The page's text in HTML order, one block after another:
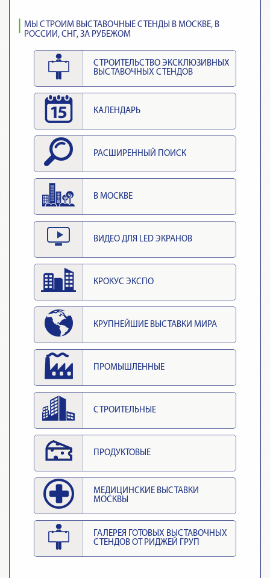
МЫ СТРОИМ ВЫСТАВОЧНЫЕ СТЕНДЫ В МОСКВЕ, В
РОССИИ, СНГ, ЗА РУБЕЖОМ
СТРОИТЕЛЬСТВО ЭКСКЛЮЗИВНЫХ
ВЫСТАВОЧНЫХ СТЕНДОВ
КАЛЕНДАРЬ
РАСШИРЕННЫЙ ПОИСК
В МОСКВЕ
ВИДЕО ДЛЯ LED ЭКРАНОВ
КРОКУС ЭКСПО
КРУПНЕЙШИЕ ВЫСТАВКИ МИРА
ПРОМЫШЛЕННЫЕ
СТРОИТЕЛЬНЫЕ
ПРОДУКТОВЫЕ
МЕДИЦИНСКИЕ ВЫСТАВКИ
МОСКВЫ
ГАЛЕРЕЯ ГОТОВЫХ ВЫСТАВОЧНЫХ
СТЕНДОВ ОТ РИДЖЕЙ ГРУП